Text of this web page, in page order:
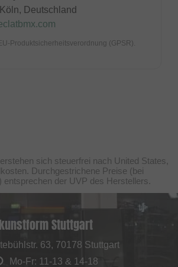
Deutschland
Produktsicherheitsverordnung (GPSR).
sich steuerfrei nach United States,
Durchgestrichene Preise (bei
entsprechen der UVP des Herstellers.
kunstform Stuttgart
63, 70178 Stuttgart
Mo-Fr: 11-13 & 14-18